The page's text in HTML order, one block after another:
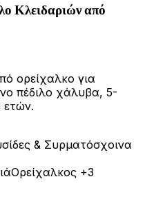
Κλειδαριών από
ορείχαλκο για
πέδιλο χάλυβα, 5-
ετών.
& Συρματόσχοινα
Ορείχαλκος +3